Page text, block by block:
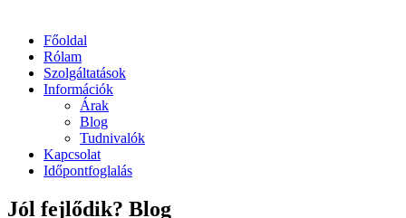
Főoldal
Rólam
Szolgáltatások
Információk
Árak
Blog
Tudnivalók
Kapcsolat
Időpontfoglalás
Jól fejlődik? Blog